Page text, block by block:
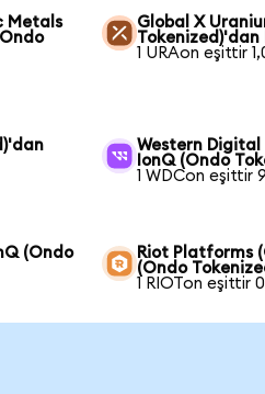
Metals
Global X
Tokenized)'dan
1 URAon eşittir
Western Digital
IonQ (Ondo
1 WDCon eşittir
(Ondo
Riot Platforms
(Ondo
1 RIOTon eşittir